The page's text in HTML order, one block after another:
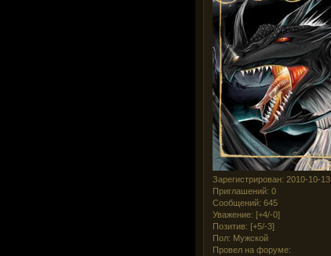
Зарегистрирован: 2010-10-13
Приглашений: 0
Сообщений: 645
Уважение: [+4/-0]
Позитив: [+5/-3]
Пол: Мужской
Провел на форуме: